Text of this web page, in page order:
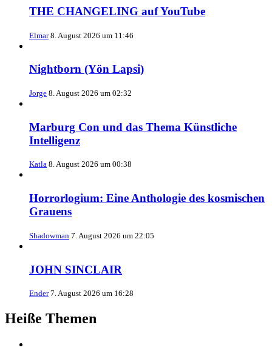
THE CHANGELING auf YouTube
Elmar 8. August 2026 um 11:46
Nightborn (Yön Lapsi)
Jorge 8. August 2026 um 02:32
Marburg Con und das Thema Künstliche
Intelligenz
Katla 8. August 2026 um 00:38
Horrorlogium: Eine Anthologie des kosmischen
Grauens
Shadowman 7. August 2026 um 22:05
JOHN SINCLAIR
Ender 7. August 2026 um 16:28
Heiße Themen